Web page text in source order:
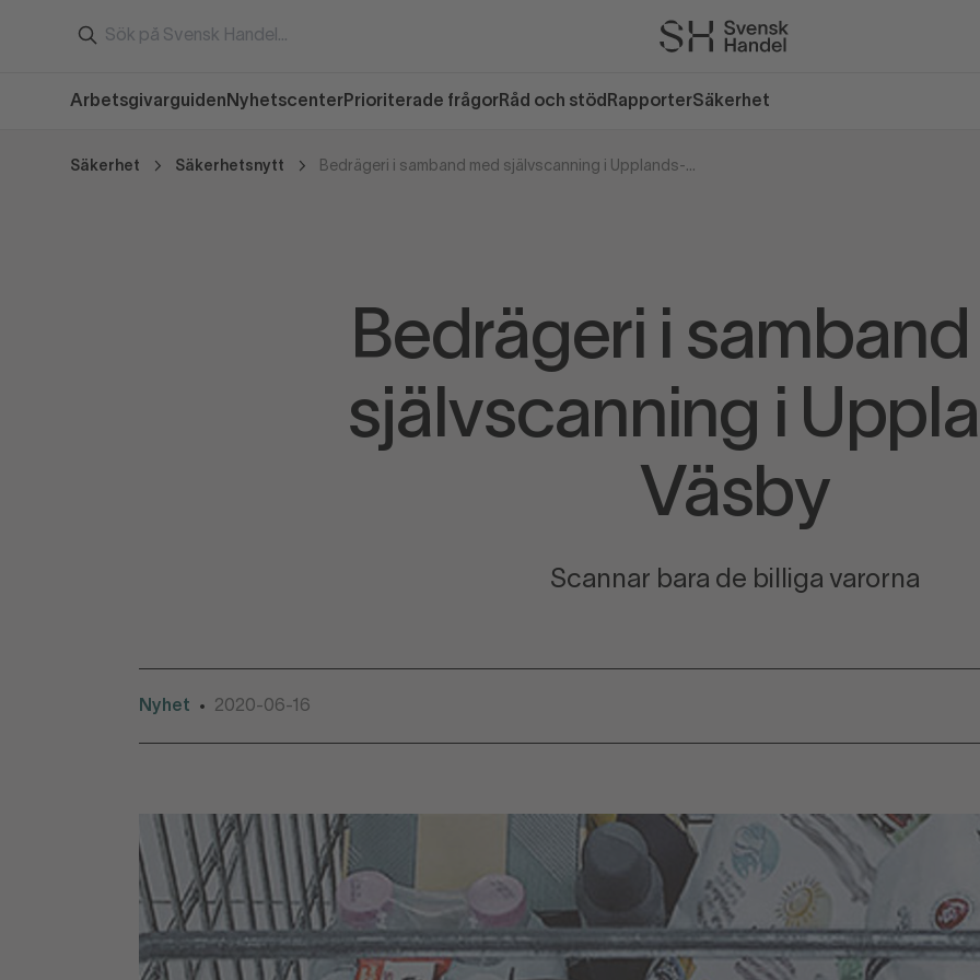
Arbetsgivarguiden Nyhetscenter Prioriterade frågor Råd och stöd RapporterSäkerhet
Säkerhet Säkerhetsnytt Bedrägeri i samband med självscanning i Upplands-Väsby
Bedrägeri i
självscanning i
Väsby
Scannar bara de billiga varorna
Nyhet • 2020-06-16